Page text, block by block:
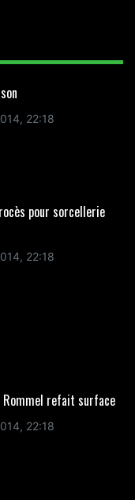
22:18
pour sorcellerie
22:18
Rommel refait surface
22:18